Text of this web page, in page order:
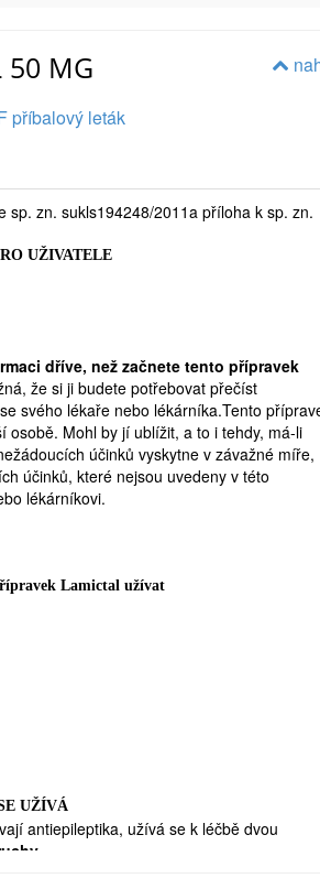
50 MG
příbalový leták
zn. sukls194248/2011a příloha k sp. zn.
UŽIVATELE
dříve, než začnete tento přípravek
že si ji budete potřebovat přečíst
svého lékaře nebo lékárníka.Tento
osobě. Mohl by jí ublížit, a to i tehdy, má-li
účinků vyskytne v závažné míře,
účinků, které nejsou uvedeny v této
lékárníkovi.
Lamictal užívat
UŽÍVÁ
antiepileptika, užívá se k léčbě dvou